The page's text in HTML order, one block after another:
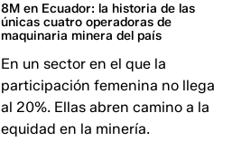
8M en Ecuador: la historia de las
únicas cuatro operadoras de
maquinaria minera del país
En un sector en el que la
participación femenina no llega
al 20%. Ellas abren camino a la
equidad en la minería.